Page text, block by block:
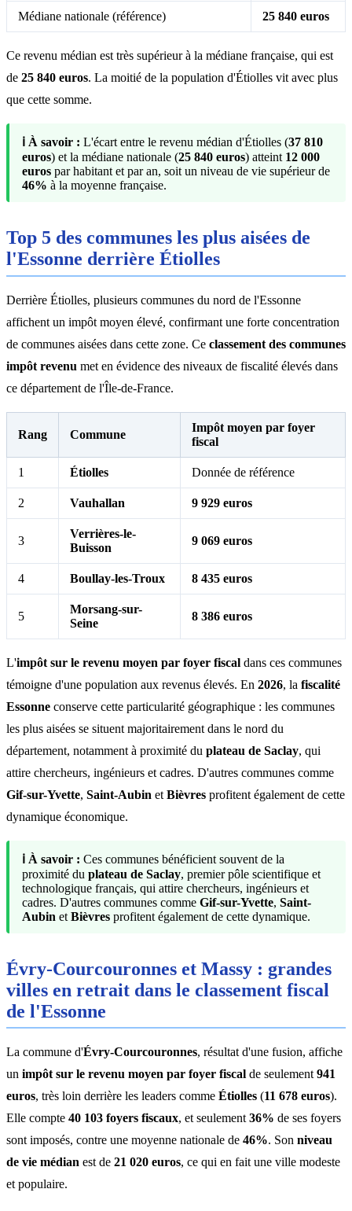
Médiane nationale (référence) 25 840 euros
Ce revenu médian est très supérieur à la médiane française, qui est
de 25 840 euros. La moitié de la population d'Étiolles vit avec plus
que cette somme.
ℹ️ À savoir : L'écart entre le revenu médian d'Étiolles (37 810
euros) et la médiane nationale (25 840 euros) atteint 12 000
euros par habitant et par an, soit un niveau de vie supérieur de
46% à la moyenne française.
Top 5 des communes les plus aisées de
l'Essonne derrière Étiolles
Derrière Étiolles, plusieurs communes du nord de l'Essonne
affichent un impôt moyen élevé, confirmant une forte concentration
de communes aisées dans cette zone. Ce classement des communes
impôt revenu met en évidence des niveaux de fiscalité élevés dans
ce département de l'Île-de-France.
Rang Commune
Impôt moyen par foyer
fiscal
1 Étiolles Donnée de référence
2 Vauhallan 9 929 euros
3
Verrières-le-
Buisson
9 069 euros
4 Boullay-les-Troux 8 435 euros
5
Morsang-sur-
Seine
8 386 euros
L'impôt sur le revenu moyen par foyer fiscal dans ces communes
témoigne d'une population aux revenus élevés. En 2026, la fiscalité
Essonne conserve cette particularité géographique : les communes
les plus aisées se situent majoritairement dans le nord du
département, notamment à proximité du plateau de Saclay, qui
attire chercheurs, ingénieurs et cadres. D'autres communes comme
Gif-sur-Yvette, Saint-Aubin et Bièvres profitent également de cette
dynamique économique.
ℹ️ À savoir : Ces communes bénéficient souvent de la
proximité du plateau de Saclay, premier pôle scientifique et
technologique français, qui attire chercheurs, ingénieurs et
cadres. D'autres communes comme Gif-sur-Yvette, Saint-
Aubin et Bièvres profitent également de cette dynamique.
Évry-Courcouronnes et Massy : grandes
villes en retrait dans le classement fiscal
de l'Essonne
La commune d'Évry-Courcouronnes, résultat d'une fusion, affiche
un impôt sur le revenu moyen par foyer fiscal de seulement 941
euros, très loin derrière les leaders comme Étiolles (11 678 euros).
Elle compte 40 103 foyers fiscaux, et seulement 36% de ses foyers
sont imposés, contre une moyenne nationale de 46%. Son niveau
de vie médian est de 21 020 euros, ce qui en fait une ville modeste
et populaire.